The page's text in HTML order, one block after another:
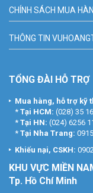
CHÍNH SÁCH MUA
THÔNG TIN
TỔNG ĐÀI HỖ TRỢ
Mua hàng, hỗ trợ kỹ
* Tại HCM: (028) 35
* Tại HN: (024) 6256
* Tại Nha Trang:
Khiếu nại, CSKH:
KHU VỰC MIỀN
Tp. Hồ Chí Minh